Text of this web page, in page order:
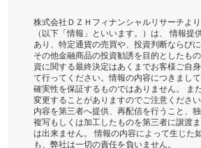
株式会社ＤＺＨフィナンシャルリサーチよ
（以下「情報」といいます。）は、 情報提
あり、特定通貨の売買や、投資判断ならび
その他金融商品の投資勧誘を目的としたも
資に関する最終決定はあくまでお客様ご自
て行ってください。情報の内容につきまして
確実性を保証するものではありません。 ま
変更することがありますのでご注意くださ
内容を第三者へ提供、再配信を行うこと、独
複写もしくは加工したものを第三者に譲渡
は出来ません。 情報の内容によって生じた
も、弊社は一切の責任を負いません。